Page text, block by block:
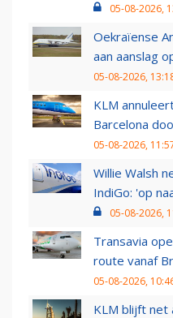
05-08-2026,
Oekraïense
aan aanslag
05-08-2026,
KLM
Barcelona
05-08-2026,
Willie Walsh
IndiGo: 'op
05-08-2026,
Transavia
route vanaf
05-08-2026,
KLM blijft net